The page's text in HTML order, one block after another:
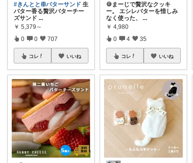
#きんととꕥバターサンド 生
バター香る贅沢バターチー
ズサンド ...
￥ 5,379～
0 0 707
コレ いいね
🍪まーじで贅沢なクッキ
ー。 エシレバターを惜しみ
なく使った、
...
￥ 4,980
0 4 35
コレ いいね